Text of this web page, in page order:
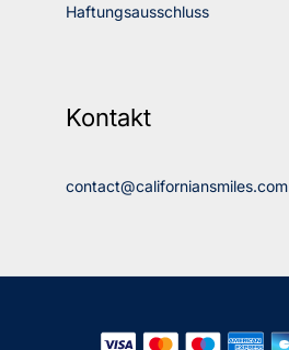
Haftungsausschluss
Kontakt
contact@californiansmiles.com